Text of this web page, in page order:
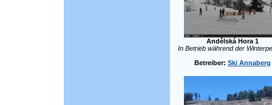
Andělská Hora 1
In Betrieb während der
Betreiber: Ski Annaberg